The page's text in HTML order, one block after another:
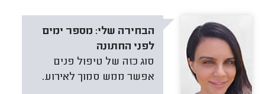
הבחירה שלי: מספר ימים
לפני החתונה
סוג כזה של טיפול פנים
אפשר ממש סמוך לאירוע.